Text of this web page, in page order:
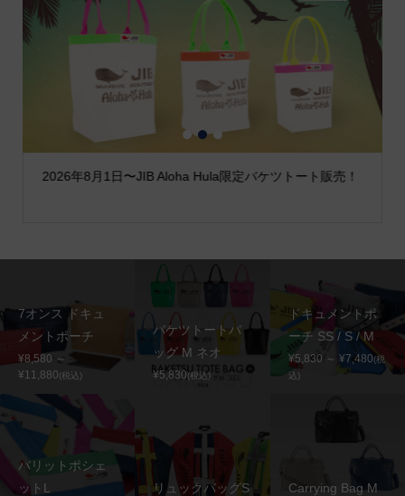
2026年8月1日〜JIB Aloha Hula限定バケツトート販売！
1 2 3
7オンス ドキュ
メントポーチ
¥8,580 ～
¥11,880(税込)
バケツトートバ
ッグ M ネオ
¥5,830(税込)
ドキュメントポ
ーチ SS / S / M
¥5,830 ～ ¥7,480(税
込)
バリットポシェ
ットL
リュックバッグS Carrying Bag M